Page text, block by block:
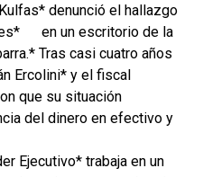
denunció el hallazgo
en un escritorio de la
Tras casi cuatro años
Ercolini* y el fiscal
que su situación
del dinero en efectivo y
Ejecutivo* trabaja en un